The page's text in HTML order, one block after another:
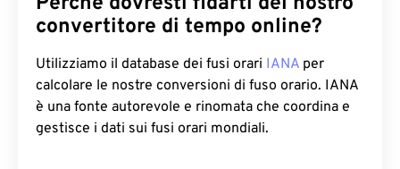
convertitore di tempo online?
Utilizziamo il database dei fusi orari IANA per
calcolare le nostre conversioni di fuso orario. IANA
è una fonte autorevole e rinomata che coordina e
gestisce i dati sui fusi orari mondiali.